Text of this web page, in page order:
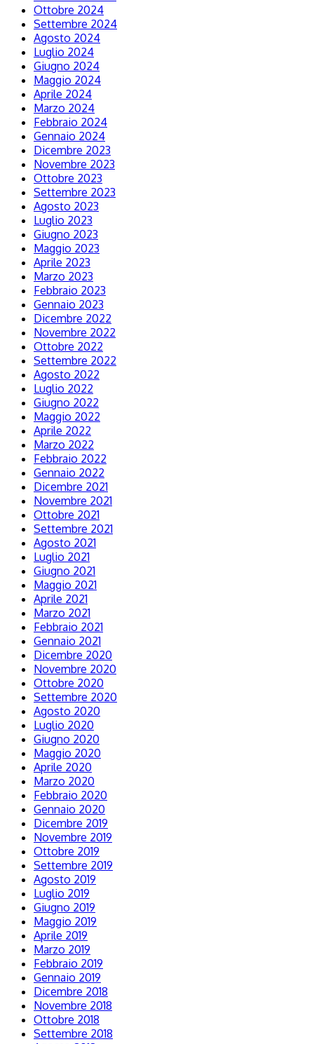
Ottobre 2024
Settembre 2024
Agosto 2024
Luglio 2024
Giugno 2024
Maggio 2024
Aprile 2024
Marzo 2024
Febbraio 2024
Gennaio 2024
Dicembre 2023
Novembre 2023
Ottobre 2023
Settembre 2023
Agosto 2023
Luglio 2023
Giugno 2023
Maggio 2023
Aprile 2023
Marzo 2023
Febbraio 2023
Gennaio 2023
Dicembre 2022
Novembre 2022
Ottobre 2022
Settembre 2022
Agosto 2022
Luglio 2022
Giugno 2022
Maggio 2022
Aprile 2022
Marzo 2022
Febbraio 2022
Gennaio 2022
Dicembre 2021
Novembre 2021
Ottobre 2021
Settembre 2021
Agosto 2021
Luglio 2021
Giugno 2021
Maggio 2021
Aprile 2021
Marzo 2021
Febbraio 2021
Gennaio 2021
Dicembre 2020
Novembre 2020
Ottobre 2020
Settembre 2020
Agosto 2020
Luglio 2020
Giugno 2020
Maggio 2020
Aprile 2020
Marzo 2020
Febbraio 2020
Gennaio 2020
Dicembre 2019
Novembre 2019
Ottobre 2019
Settembre 2019
Agosto 2019
Luglio 2019
Giugno 2019
Maggio 2019
Aprile 2019
Marzo 2019
Febbraio 2019
Gennaio 2019
Dicembre 2018
Novembre 2018
Ottobre 2018
Settembre 2018